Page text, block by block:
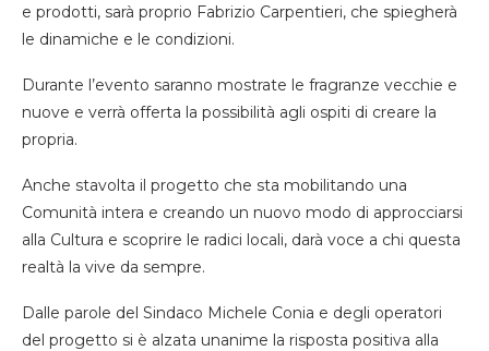
e prodotti, sarà proprio Fabrizio Carpentieri, che spiegherà
le dinamiche e le condizioni.
Durante l’evento saranno mostrate le fragranze vecchie e
nuove e verrà offerta la possibilità agli ospiti di creare la
propria.
Anche stavolta il progetto che sta mobilitando una
Comunità intera e creando un nuovo modo di approcciarsi
alla Cultura e scoprire le radici locali, darà voce a chi questa
realtà la vive da sempre.
Dalle parole del Sindaco Michele Conia e degli operatori
del progetto si è alzata unanime la risposta positiva alla